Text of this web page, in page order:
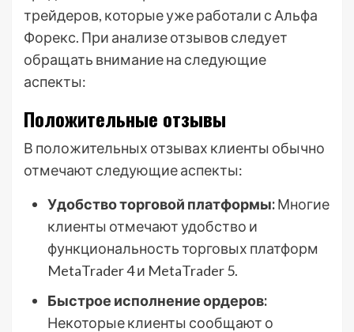
трейдеров, которые уже работали с Альфа
Форекс. При анализе отзывов следует
обращать внимание на следующие
аспекты:
Положительные отзывы
В положительных отзывах клиенты обычно
отмечают следующие аспекты:
Удобство торговой платформы:Многие
клиенты отмечают удобство и
функциональность торговых платформ
MetaTrader 4 и MetaTrader 5.
Быстрое исполнение ордеров:
Некоторые клиенты сообщают о